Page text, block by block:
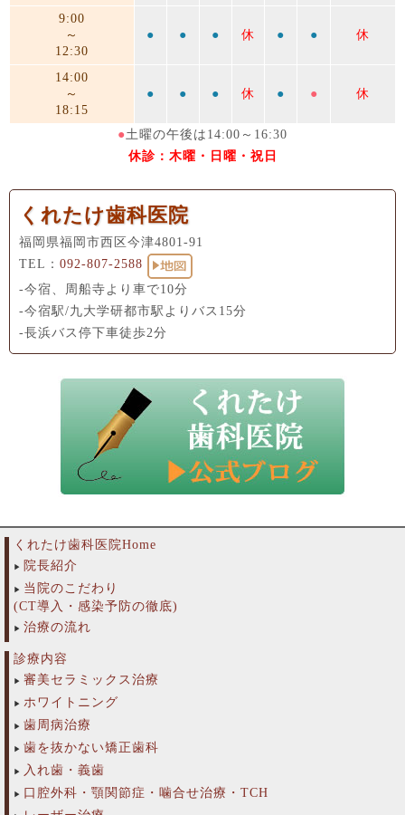
9:00
～
12:30
● ● ● 休 ● ● 休
14:00
～
18:15
● ● ● 休 ● ● 休
●土曜の午後は14:00～16:30
休診：木曜・日曜・祝日
くれたけ歯科医院
福岡県福岡市西区今津4801-91
TEL： 092-807-2588
-今宿、周船寺より車で10分
-今宿駅/九大学研都市駅よりバス15分
-長浜バス停下車徒歩2分
くれたけ歯科医院Home
院長紹介
当院のこだわり
(CT導入・感染予防の徹底)
治療の流れ
診療内容
審美セラミックス治療
ホワイトニング
歯周病治療
歯を抜かない矯正歯科
入れ歯・義歯
口腔外科・顎関節症・噛合せ治療・TCH